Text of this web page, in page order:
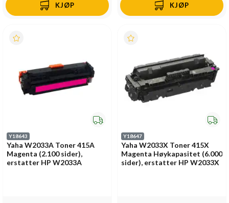
KJØP KJØP
Y18643
Yaha W2033A Toner 415A
Magenta (2.100 sider),
erstatter HP W2033A
Y18647
Yaha W2033X Toner 415X
Magenta Høykapasitet (6.000
sider), erstatter HP W2033X